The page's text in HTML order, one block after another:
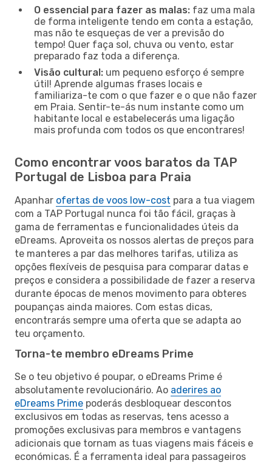
O essencial para fazer as malas: faz uma mala
de forma inteligente tendo em conta a estação,
mas não te esqueças de ver a previsão do
tempo! Quer faça sol, chuva ou vento, estar
preparado faz toda a diferença.
Visão cultural: um pequeno esforço é sempre
útil! Aprende algumas frases locais e
familiariza-te com o que fazer e o que não fazer
em Praia. Sentir-te-ás num instante como um
habitante local e estabelecerás uma ligação
mais profunda com todos os que encontrares!
Como encontrar voos baratos da TAP
Portugal de Lisboa para Praia
Apanhar ofertas de voos low-cost para a tua viagem
com a TAP Portugal nunca foi tão fácil, graças à
gama de ferramentas e funcionalidades úteis da
eDreams. Aproveita os nossos alertas de preços para
te manteres a par das melhores tarifas, utiliza as
opções flexíveis de pesquisa para comparar datas e
preços e considera a possibilidade de fazer a reserva
durante épocas de menos movimento para obteres
poupanças ainda maiores. Com estas dicas,
encontrarás sempre uma oferta que se adapta ao
teu orçamento.
Torna-te membro eDreams Prime
Se o teu objetivo é poupar, o eDreams Prime é
absolutamente revolucionário. Ao aderires ao
eDreams Prime poderás desbloquear descontos
exclusivos em todas as reservas, tens acesso a
promoções exclusivas para membros e vantagens
adicionais que tornam as tuas viagens mais fáceis e
económicas. É a ferramenta ideal para passageiros